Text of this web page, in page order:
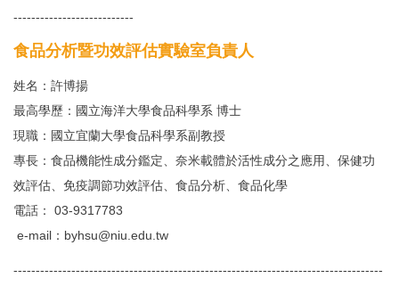
---------------------------
食品分析暨功效評估實驗室負責人
姓名：許博揚
最高學歷：國立海洋大學食品科學系 博士
現職：國立宜蘭大學食品科學系副教授
專長：食品機能性成分鑑定、奈米載體於活性成分之應用、保健功
效評估、免疫調節功效評估、食品分析、食品化學
電話： 03-9317783
e-mail： byhsu@niu.edu.tw
-----------------------------------------------------------------------------------